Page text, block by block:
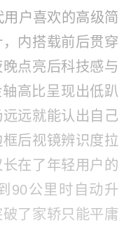
户喜欢的高级简
内搭载前后贯穿
点亮后科技感与
高比呈现出低趴
远就能认出自己
后视镜辨识度拉
在了年轻用户的
90公里时自动升
了家轿只能平庸